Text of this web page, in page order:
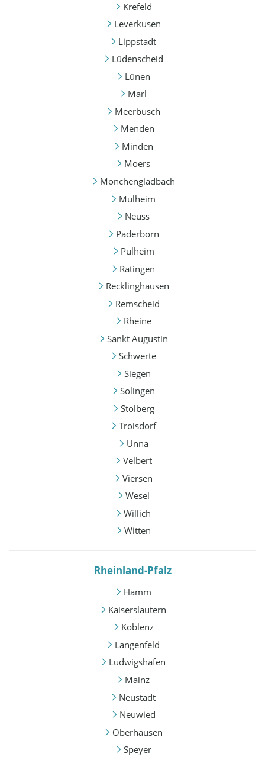
Krefeld
Leverkusen
Lippstadt
Lüdenscheid
Lünen
Marl
Meerbusch
Menden
Minden
Moers
Mönchengladbach
Mülheim
Neuss
Paderborn
Pulheim
Ratingen
Recklinghausen
Remscheid
Rheine
Sankt Augustin
Schwerte
Siegen
Solingen
Stolberg
Troisdorf
Unna
Velbert
Viersen
Wesel
Willich
Witten
Rheinland-Pfalz
Hamm
Kaiserslautern
Koblenz
Langenfeld
Ludwigshafen
Mainz
Neustadt
Neuwied
Oberhausen
Speyer